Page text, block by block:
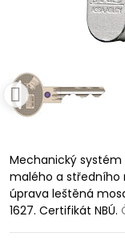
Mechanický
malého a středního
úprava leštěná
1627. Certifikát NBÚ.